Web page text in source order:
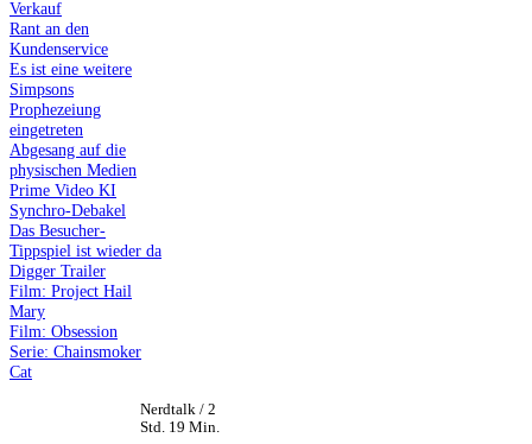
Verkauf
Rant an den
Kundenservice
Es ist eine weitere
Simpsons
Prophezeiung
eingetreten
Abgesang auf die
physischen Medien
Prime Video KI
Synchro-Debakel
Das Besucher-
Tippspiel ist wieder da
Digger Trailer
Film: Project Hail
Mary
Film: Obsession
Serie: Chainsmoker
Cat
Nerdtalk / 2
Std. 19 Min.